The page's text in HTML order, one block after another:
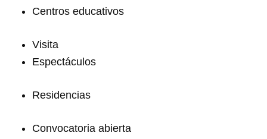
Centros educativos
Visita
Espectáculos
Residencias
Convocatoria abierta